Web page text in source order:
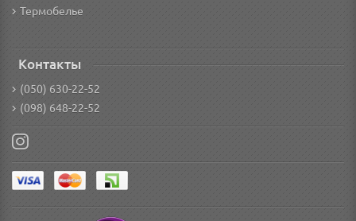
Термобелье
Контакты
(050) 630-22-52
(098) 648-22-52